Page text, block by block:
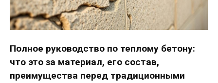
Полное руководство по теплому бетону:
что это за материал, его состав,
преимущества перед традиционными